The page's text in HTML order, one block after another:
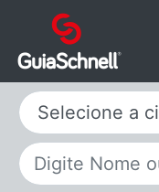
Selecione a cidade